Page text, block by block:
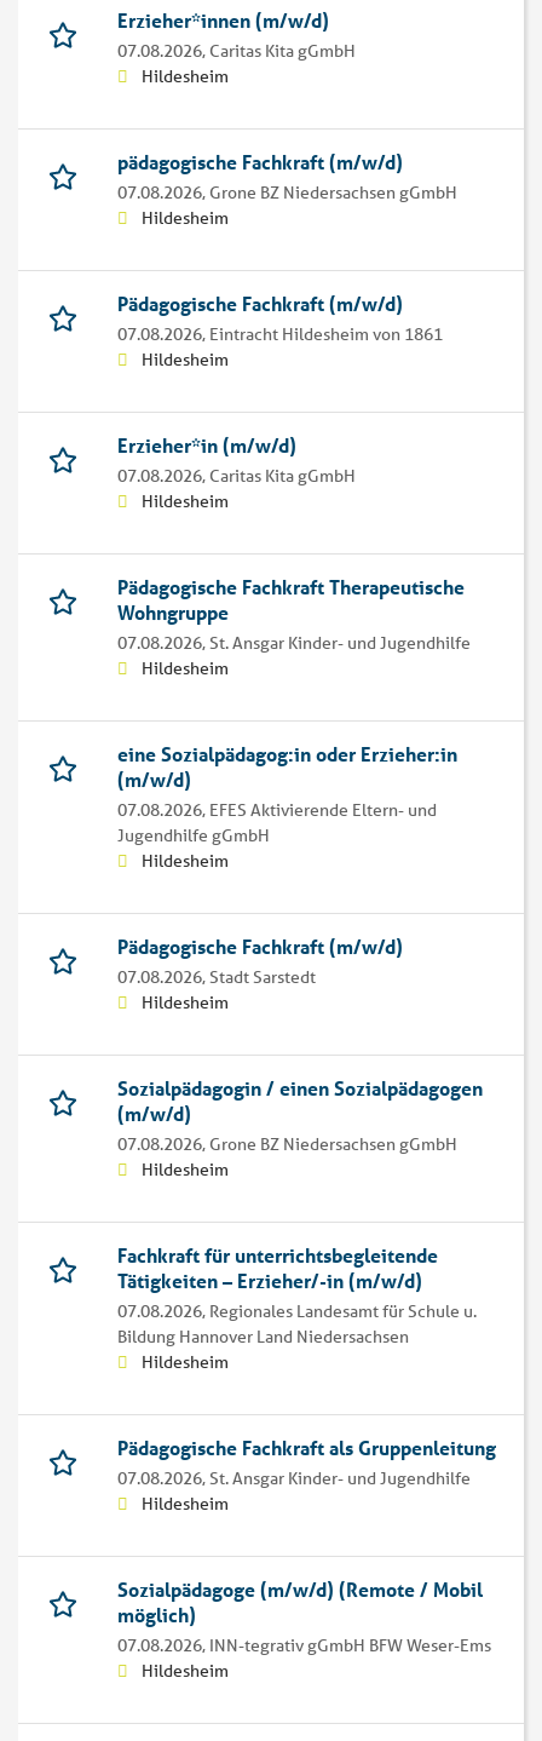
Erzieher*innen (m/w/d)
07.08.2026, Caritas Kita gGmbH
Hildesheim
pädagogische Fachkraft (m/w/d)
07.08.2026, Grone BZ Niedersachsen gGmbH
Hildesheim
Pädagogische Fachkraft (m/w/d)
07.08.2026, Eintracht Hildesheim von 1861
Hildesheim
Erzieher*in (m/w/d)
07.08.2026, Caritas Kita gGmbH
Hildesheim
Pädagogische Fachkraft Therapeutische
Wohngruppe
07.08.2026,St. Ansgar Kinder- und Jugendhilfe
Hildesheim
eine Sozialpädagog:in oder Erzieher:in
(m/w/d)
07.08.2026, EFES Aktivierende Eltern- und
Jugendhilfe gGmbH
Hildesheim
Pädagogische Fachkraft (m/w/d)
07.08.2026,Stadt Sarstedt
Hildesheim
Sozialpädagogin / einen Sozialpädagogen
(m/w/d)
07.08.2026, Grone BZ Niedersachsen gGmbH
Hildesheim
Fachkraft für unterrichtsbegleitende
Tätigkeiten – Erzieher/-in (m/w/d)
07.08.2026, Regionales Landesamt für Schule u.
Bildung Hannover Land Niedersachsen
Hildesheim
Pädagogische Fachkraft als Gruppenleitung
07.08.2026,St. Ansgar Kinder- und Jugendhilfe
Hildesheim
Sozialpädagoge (m/w/d) (Remote / Mobil
möglich)
07.08.2026, INN-tegrativ gGmbH BFW Weser-Ems
Hildesheim